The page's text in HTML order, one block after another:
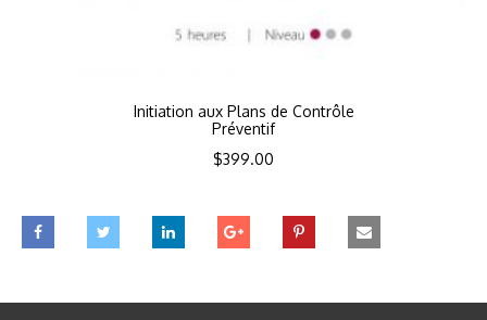
Initiation aux Plans de Contrôle
Préventif
$399.00